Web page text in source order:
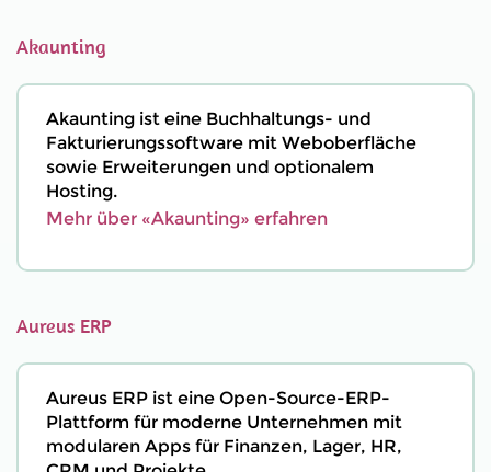
Akaunting
Akaunting ist eine Buchhaltungs- und
Fakturierungssoftware mit Weboberfläche
sowie Erweiterungen und optionalem
Hosting.
Mehr über «Akaunting» erfahren
Aureus ERP
Aureus ERP ist eine Open-Source-ERP-
Plattform für moderne Unternehmen mit
modularen Apps für Finanzen, Lager, HR,